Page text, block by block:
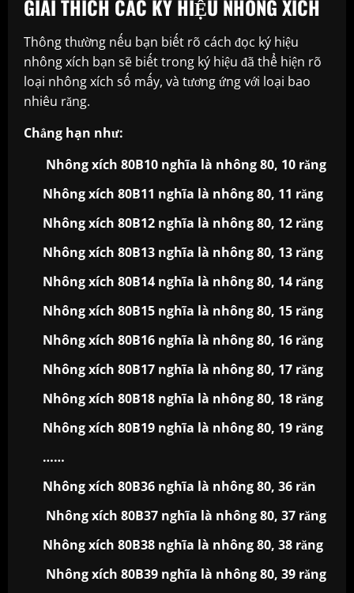
GIẢI THÍCH CÁC KÝ HIỆU NHÔNG XÍCH
Thông thường nếu bạn biết rõ cách đọc ký hiệu
nhông xích bạn sẽ biết trong ký hiệu đã thể hiện rõ
loại nhông xích số mấy, và tương ứng với loại bao
nhiêu răng.
Chẳng hạn như:
Nhông xích 80B10 nghĩa là nhông 80, 10 răng
Nhông xích 80B11 nghĩa là nhông 80, 11 răng
Nhông xích 80B12 nghĩa là nhông 80, 12 răng
Nhông xích 80B13 nghĩa là nhông 80, 13 răng
Nhông xích 80B14 nghĩa là nhông 80, 14 răng
Nhông xích 80B15 nghĩa là nhông 80, 15 răng
Nhông xích 80B16 nghĩa là nhông 80, 16 răng
Nhông xích 80B17 nghĩa là nhông 80, 17 răng
Nhông xích 80B18 nghĩa là nhông 80, 18 răng
Nhông xích 80B19 nghĩa là nhông 80, 19 răng
……
Nhông xích 80B36 nghĩa là nhông 80, 36 răn
Nhông xích 80B37 nghĩa là nhông 80, 37 răng
Nhông xích 80B38 nghĩa là nhông 80, 38 răng
Nhông xích 80B39 nghĩa là nhông 80, 39 răng